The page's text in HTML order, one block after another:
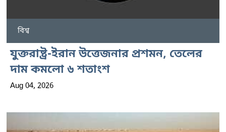
বিশ্ব
যুক্তরাষ্ট্র-ইরান উত্তেজনার প্রশমন, তেলের
দাম কমলো ৬ শতাংশ
Aug 04, 2026